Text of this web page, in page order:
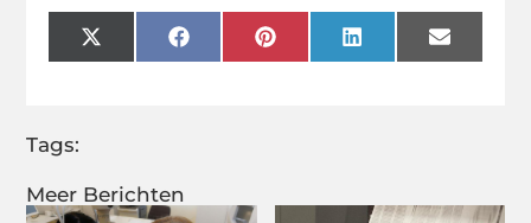
Meer Berichten
X
(Twitter)
FacebookPinterestLinkedInEmail
Tags: